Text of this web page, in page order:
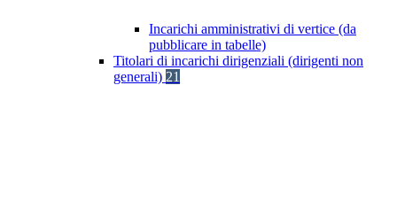
Incarichi amministrativi di vertice (da
pubblicare in tabelle)
Titolari di incarichi dirigenziali (dirigenti non
generali) 21